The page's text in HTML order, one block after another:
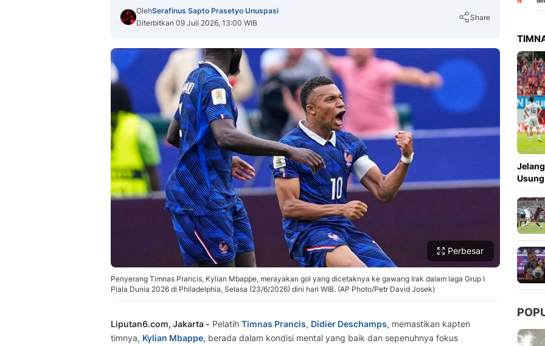
OlehSerafinus Sapto Prasetyo Unuspasi
Diterbitkan 09 Juli 2026, 13:00 WIB
Share
Perbesar
Penyerang Timnas Prancis, Kylian Mbappe, merayakan gol yang dicetaknya ke gawang Irak dalam laga Grup I
Piala Dunia 2026 di Philadelphia, Selasa (23/6/2026) dini hari WIB. (AP Photo/Petr David Josek)
Liputan6.com, Jakarta - Pelatih Timnas Prancis, Didier Deschamps, memastikan kapten
timnya, Kylian Mbappe, berada dalam kondisi mental yang baik dan sepenuhnya fokus